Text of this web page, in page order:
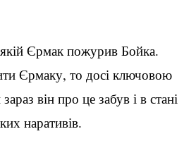
Єрмак пожурив Бойка.
Єрмаку, то досі ключовою
він про це забув і в стані
наративів.